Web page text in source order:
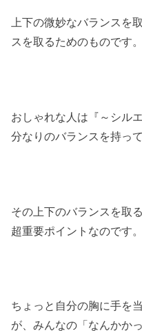
上下の微妙なバランスを
スを取るためのものです。
おしゃれな人は『～シル
分なりのバランスを持っ
その上下のバランスを取
超重要ポイントなのです。
ちょっと自分の胸に手を
が、みんなの「なんかか